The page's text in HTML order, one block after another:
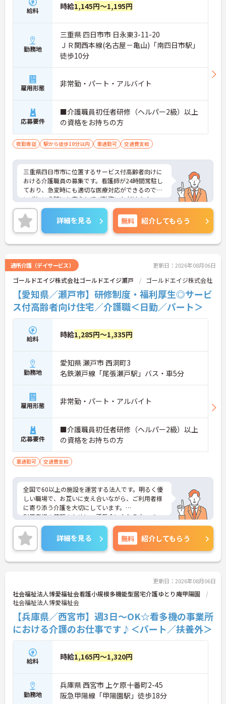
給料 時給1,145円～1,195円
勤務地
三重県 四日市市 日永東3-11-20
ＪＲ関西本線(名古屋－亀山)「南四日市駅」
徒歩10分
雇用形態 非常勤・パート・アルバイト
応募要件
■介護職員初任者研修（ヘルパー2級）以上
の資格をお持ちの方
夜勤専従 駅から徒歩10分以内 車通勤可 交通費支給
三重県四日市市に位置するサービス付高齢者向けに
おける介護職員の募集です。看護師が24時間常駐し
ており、急変時にも適切な医療対応ができるので、
いざという時にも安心してご勤務いただけます。
昇給制度があり、頑張りが目に見える形できちんと
評価されるので、モチベーションアップにつながり
ます。
ご興味のある方には、面接対策ポイントなど、さら
に詳細をお話しいたしますのでお気軽にご相談くだ
詳細を見る 無料 紹介してもらう
通所介護（デイサービス） 更新日：2026年08月06日
ゴールドエイジ株式会社ゴールドエイジ瀬戸 ゴールドエイジ株式会社
【愛知県／瀬戸市】研修制度・福利厚生◎サービ
ス付高齢者向け住宅／介護職＜日勤／パート＞
給料 時給1,285円～1,335円
勤務地
愛知県 瀬戸市 西洞町3
名鉄瀬戸線「尾張瀬戸駅」バス・車5分
雇用形態 非常勤・パート・アルバイト
応募要件
■介護職員初任者研修（ヘルパー2級）以上
の資格をお持ちの方
車通勤可 交通費支給
全国で60以上の施設を運営する法人です。明るく優
しい職場で、お互いに支え合いながら、ご利用者様
に寄り添う介護を大切にしています。
利用者様の笑顔のために一所懸命になれる方・チー
ム連携を大切に勤務出来る方を歓迎しています。
ご興味ある方には、面接対策ポイントなど、さらに
詳細をお話しいたしますのでお気軽にご相談くださ
い！
詳細を見る 無料 紹介してもらう
更新日：2026年08月06日
社会福祉法人博愛福祉会看護小規模多機能型居宅介護ゆとり庵甲陽園
社会福祉法人博愛福祉会
【兵庫県／西宮市】週3日～OK☆看多機の事業所
における介護のお仕事です♪＜パート／扶養外＞
給料 時給1,165円～1,320円
勤務地
兵庫県 西宮市 上ケ原十番町2-45
阪急甲陽線「甲陽園駅」徒歩18分